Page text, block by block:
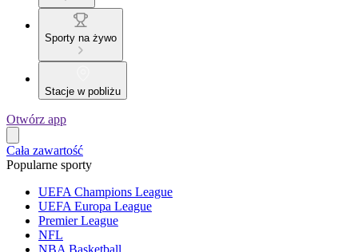
Sporty na żywo
Stacje w pobliżu
Otwórz app
Cała zawartość
Popularne sporty
UEFA Champions League
UEFA Europa League
Premier League
NFL
NBA Basketball